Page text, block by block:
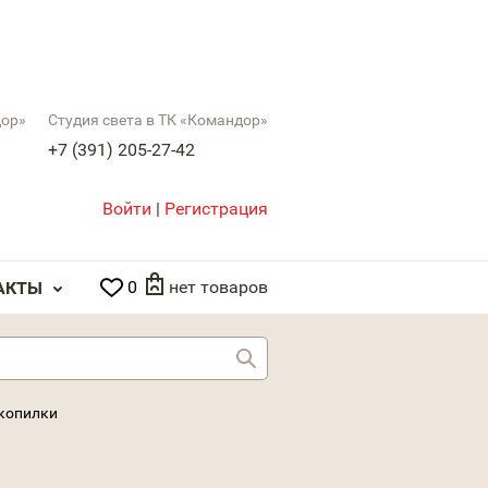
Студия света в ТК «Командор»
+7 (391) 205-27-42
Войти | Регистрация
0 нет товаров